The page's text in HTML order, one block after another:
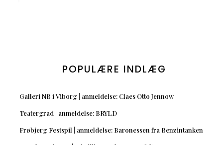
POPULÆRE INDLÆG
Galleri NB i Viborg | anmeldelse: Claes Otto Jennow
Teatergrad | anmeldelse: BRYLD
Frøbjerg Festspil | anmeldelse: Baronessen fra Benzintanken